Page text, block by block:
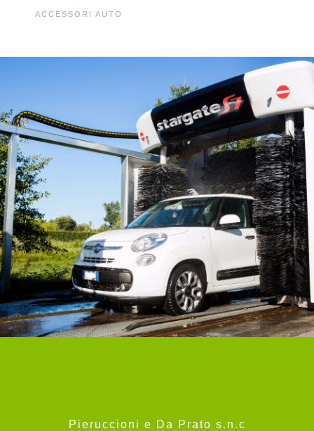
ACCESSORI AUTO
Pieruccioni e Da Prato s.n.c